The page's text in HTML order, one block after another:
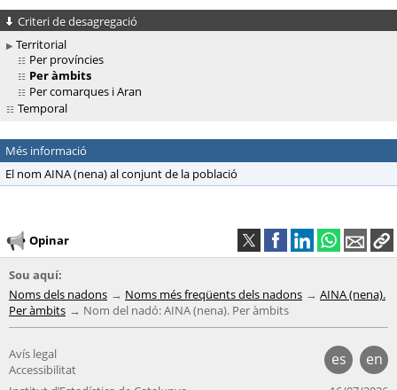
Criteri de desagregació
Territorial
Per províncies
Per àmbits
Per comarques i Aran
Temporal
Més informació
El nom AINA (nena) al conjunt de la població
Opinar
Sou aquí:
Noms dels nadons
Noms més freqüents dels nadons
AINA (nena).
Per àmbits
Nom del nadó: AINA (nena). Per àmbits
es en
Avís legal
Accessibilitat